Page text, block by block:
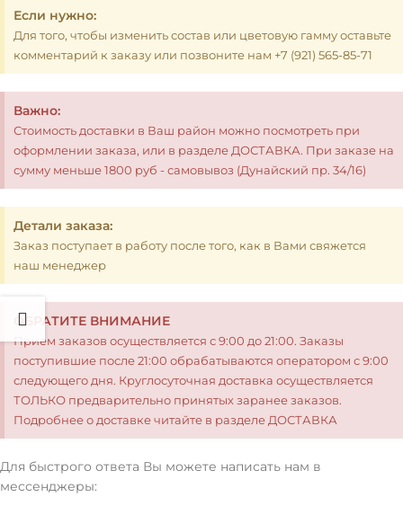
Если нужно:
Для того, чтобы изменить состав или цветовую гамму оставьте
комментарий к заказу или позвоните нам +7 (921) 565-85-71
Важно:
Стоимость доставки в Ваш район можно посмотреть при
оформлении заказа, или в разделе ДОСТАВКА. При заказе на
сумму меньше 1800 руб - самовывоз (Дунайский пр. 34/16)
Детали заказа:
Заказ поступает в работу после того, как в Вами свяжется
наш менеджер
ОБРАТИТЕ ВНИМАНИЕ
Прием заказов осуществляется с 9:00 до 21:00. Заказы
поступившие после 21:00 обрабатываются оператором с 9:00
следующего дня. Круглосуточная доставка осуществляется
ТОЛЬКО предварительно принятых заранее заказов.
Подробнее о доставке читайте в разделе ДОСТАВКА
Для быстрого ответа Вы можете написать нам в
мессенджеры: